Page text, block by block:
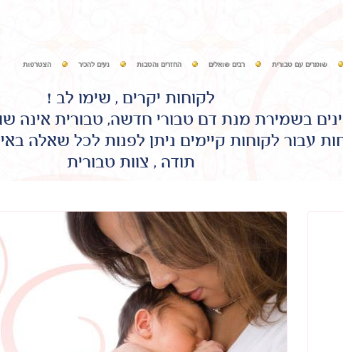
שומרים עם טבורית רבים שואלים החזרים והטבות נעים להכיר הצטרפות
לקוחות יקרים , שימו לב !
בשמירת מנת דם טבורי חדשה, טבורית אינה
עבור לקוחות קיימים ניתן לפנות לכל שאלה
תודה , צוות טבורית